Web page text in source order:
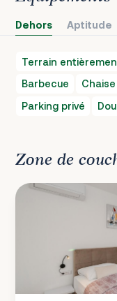
Dehors Aptitude
Terrain
Barbecue
Parking privé
Zone de